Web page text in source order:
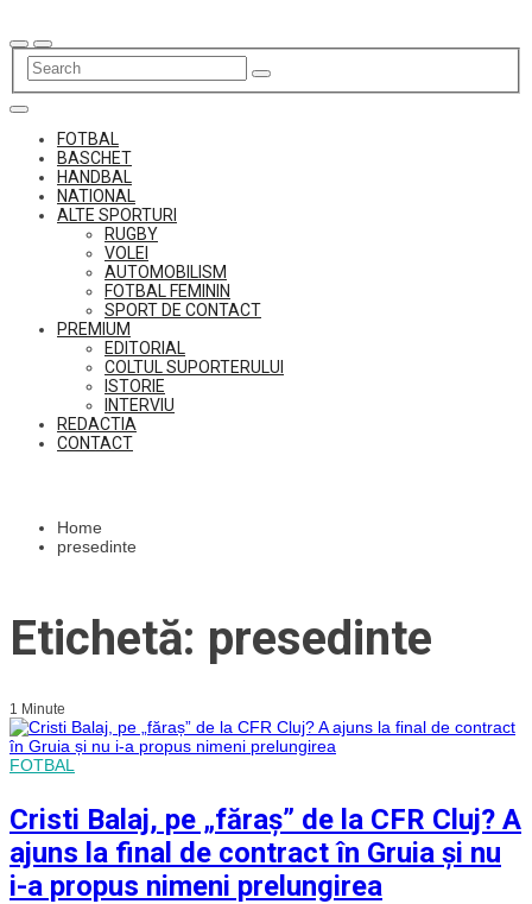
to
content
FOTBAL
BASCHET
HANDBAL
NATIONAL
ALTE SPORTURI
RUGBY
VOLEI
AUTOMOBILISM
FOTBAL FEMININ
SPORT DE CONTACT
PREMIUM
EDITORIAL
COLTUL SUPORTERULUI
ISTORIE
INTERVIU
REDACTIA
CONTACT
Home
presedinte
Etichetă: presedinte
1 Minute
FOTBAL
Cristi Balaj, pe „făraș” de la CFR Cluj? A
ajuns la final de contract în Gruia și nu
i-a propus nimeni prelungirea